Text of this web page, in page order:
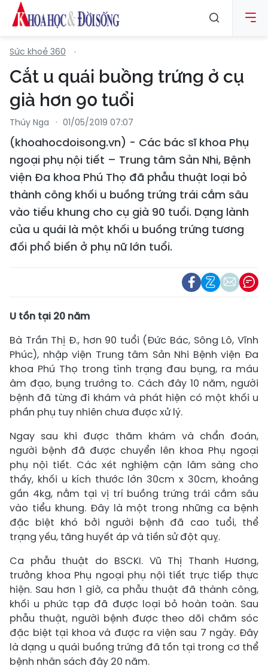
Sức khoẻ 360
Cắt u quái buồng trứng ở cụ
già hơn 90 tuổi
Thúy Nga 01/05/2019 07:07
(khoahocdoisong.vn) - Các bác sĩ khoa Phụ
ngoại phụ nội tiết – Trung tâm Sản Nhi, Bệnh
viện Đa khoa Phú Thọ đã phẫu thuật loại bỏ
thành công khối u buồng trứng trái cắm sâu
vào tiểu khung cho cụ già 90 tuổi. Dạng lành
của u quái là một khối u buồng trứng tương
đối phổ biến ở phụ nữ lớn tuổi.
U tồn tại 20 năm
Bà Trần Thị Đ., hơn 90 tuổi (Đức Bác, Sông Lô, Vĩnh
Phúc), nhập viện Trung tâm Sản Nhi Bệnh viện Đa
khoa Phú Thọ trong tình trạng đau bụng, ra máu
âm đạo, bụng trướng to. Cách đây 10 năm, người
bệnh đã từng đi khám và phát hiện có một khối u
phần phụ tuy nhiên chưa được xử lý.
Ngay sau khi được thăm khám và chẩn đoán,
người bệnh đã được chuyển lên khoa Phụ ngoại
phụ nội tiết. Các xét nghiệm cận lâm sàng cho
thấy, khối u kích thước lớn 30cm x 30cm, khoảng
gần 4kg, nằm tại vị trí buồng trứng trái cắm sâu
vào tiểu khung. Đây là một trong những ca bệnh
đặc biệt khó bởi người bệnh đã cao tuổi, thể
trạng yếu, tăng huyết áp và tiền sử đột quỵ.
Ca phẫu thuật do BSCKI. Vũ Thị Thanh Hương,
trưởng khoa Phụ ngoại phụ nội tiết trực tiếp thực
hiện. Sau hơn 1 giờ, ca phẫu thuật đã thành công,
khối u phức tạp đã được loại bỏ hoàn toàn. Sau
phẫu thuật, người bệnh được theo dõi chăm sóc
đặc biệt tại khoa và được ra viện sau 7 ngày. Đây
là dạng u quái buồng trứng đã tồn tại trong cơ thể
bệnh nhân sách đây 20 năm.